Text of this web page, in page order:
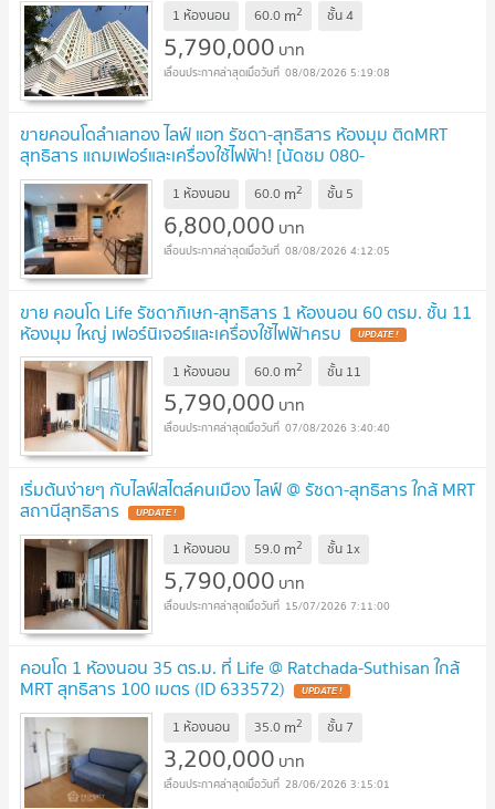
1 ห้องนอน 60.0 m2 ชั้น4
5,790,000 บาท
08/08/2026 5:19:08
ขายคอนโดลำเลทอง ไลฟ์ แอท รัชดา-สุทธิสาร ห้องมุม ติดMRT
สุทธิสาร แถมเฟอร์และเครื่องใช้ไฟฟ้า! [นัดชม 080-
9364926]
1 ห้องนอน 60.0 m2 ชั้น 5
6,800,000 บาท
08/08/2026 4:12:05
ขาย คอนโด Life รัชดาภิเษก-สุทธิสาร 1 ห้องนอน 60 ตรม. ชั้น 11
ห้องมุม ใหญ่ เฟอร์นิเจอร์และเครื่องใช้ไฟฟ้าครบ
1 ห้องนอน 60.0 m2 ชั้น 11
5,790,000 บาท
07/08/2026 3:40:40
เริ่มต้นง่ายๆ กับไลฟ์สไตล์คนเมือง ไลฟ์ @ รัชดา-สุทธิสาร ใกล้ MRT
สถานีสุทธิสาร
1 ห้องนอน 59.0 m2 ชั้น 1x
5,790,000 บาท
15/07/2026 7:11:00
คอนโด 1 ห้องนอน 35 ตร.ม. ที่ Life @ Ratchada-Suthisan ใกล้
MRT สุทธิสาร 100 เมตร (ID 633572)
1 ห้องนอน 35.0 m2 ชั้น 7
3,200,000 บาท
28/06/2026 3:15:01